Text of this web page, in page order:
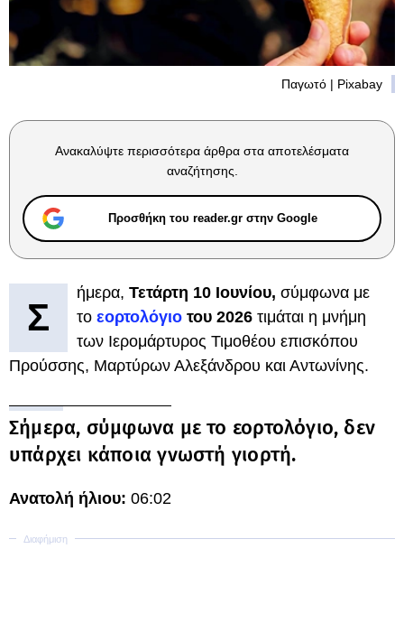
Παγωτό | Pixabay
Ανακαλύψτε περισσότερα άρθρα στα αποτελέσματα
αναζήτησης.
Προσθήκη του reader.gr στην Google
Σ
ήμερα, Τετάρτη 10 Ιουνίου, σύμφωνα με
το εορτολόγιο του 2026 τιμάται η μνήμη
των Ιερομάρτυρος Τιμοθέου επισκόπου
Προύσσης, Μαρτύρων Αλεξάνδρου και Αντωνίνης.
Σήμερα, σύμφωνα με το εορτολόγιο, δεν
υπάρχει κάποια γνωστή γιορτή.
Ανατολή ήλιου: 06:02